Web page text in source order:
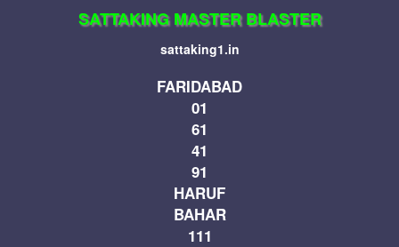
SATTAKING MASTER BLASTER
sattaking1.in
FARIDABAD
01
61
41
91
HARUF
BAHAR
111